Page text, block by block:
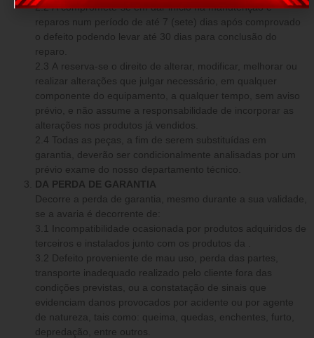
2.2 A compromete-se em dar início na manutenção e
reparos num período de até 7 (sete) dias após comprovado
o defeito podendo levar até 30 dias para conclusão do
reparo.
2.3 A reserva-se o direito de alterar, modificar, melhorar ou
realizar alterações que julgar necessário, em qualquer
componente do equipamento, a qualquer tempo, sem aviso
prévio, e não assume a responsabilidade de incorporar as
alterações nos produtos já vendidos.
2.4 Todas as peças, a fim de serem substituídas em
garantia, deverão ser condicionalmente analisadas por um
prévio exame do nosso departamento técnico.
DA PERDA DE GARANTIA
Decorre a perda de garantia, mesmo durante a sua validade,
se a avaria é decorrente de:
3.1 Incompatibilidade ocasionada por produtos adquiridos de
terceiros e instalados junto com os produtos da .
3.2 Defeito proveniente de mau uso, perda das partes,
transporte inadequado realizado pelo cliente fora das
condições previstas, ou a constatação de sinais que
evidenciam danos provocados por acidente ou por agente
de natureza, tais como: queima, quedas, enchentes, furto,
depredação, entre outros.